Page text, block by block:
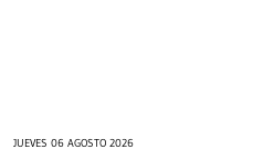
JUEVES 06 AGOSTO 2026